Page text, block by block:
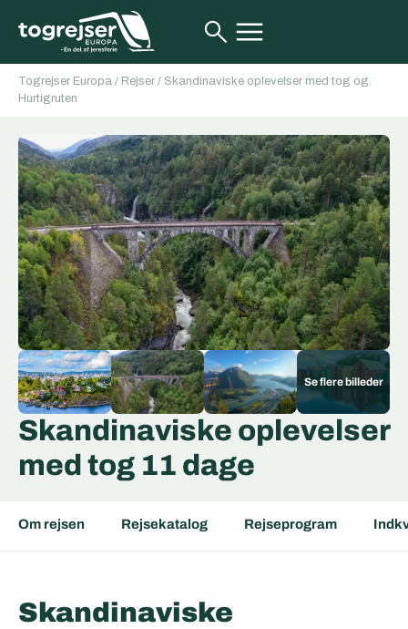
Togrejser Europa / Rejser / Skandinaviske oplevelser med tog og
Hurtigruten
Skandinaviske oplevelser
med tog 11 dage
Om rejsen Rejsekatalog Rejseprogram
Skandinaviske